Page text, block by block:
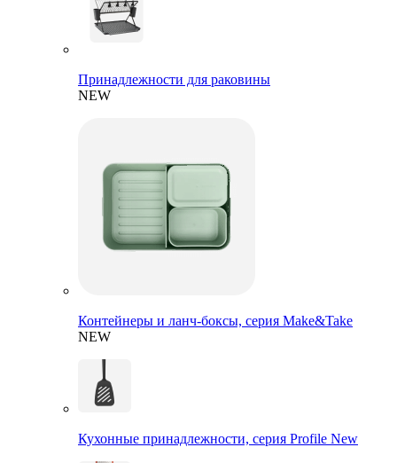
Принадлежности для раковины
NEW
Контейнеры и ланч-боксы, серия Make&Take
NEW
Кухонные принадлежности, серия Profile New